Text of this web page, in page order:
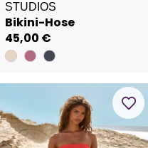
STUDIOS
Bikini-Hose
45,00 €